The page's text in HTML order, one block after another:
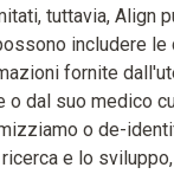
tuttavia, Align
includere
fornite
o dal suo medico
o de-
e lo